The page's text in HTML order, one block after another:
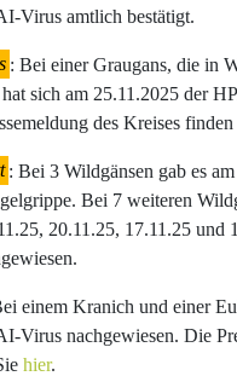
Virus amtlich bestätigt.
: Bei einer Graugans, die in
sich am 25.11.2025 der
des Kreises finden
: Bei 3 Wildgänsen gab es
Bei 7 weiteren
20.11.25, 17.11.25 und
einem Kranich und einer
Virus nachgewiesen. Die
hier.